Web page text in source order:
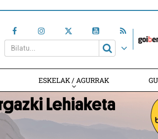
ESKELAK / AGURRAK